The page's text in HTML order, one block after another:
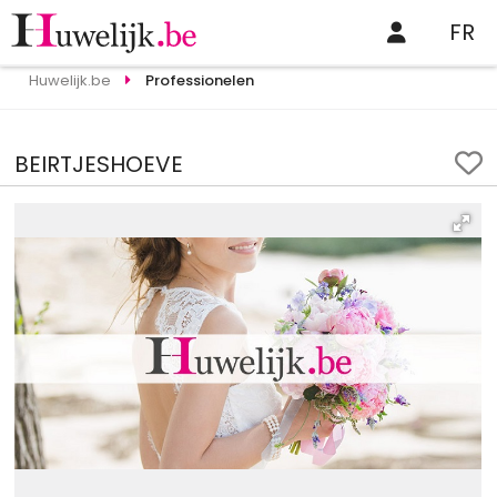
FR
Huwelijk.be Professionelen
BEIRTJESHOEVE